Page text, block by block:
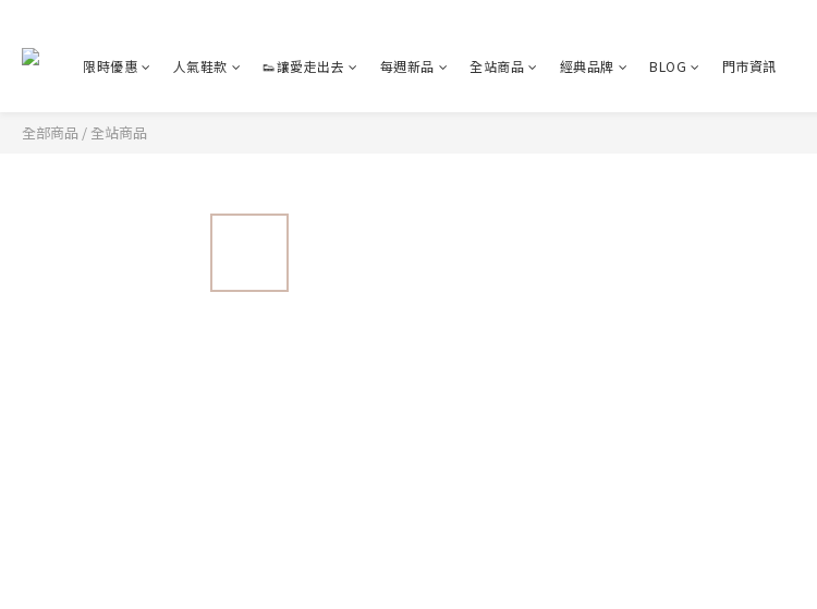
限時優惠 人氣鞋款 👟讓愛走出去 每週新品 全站商品 經典品牌 BLOG 門市資訊
全部商品 / 全站商品